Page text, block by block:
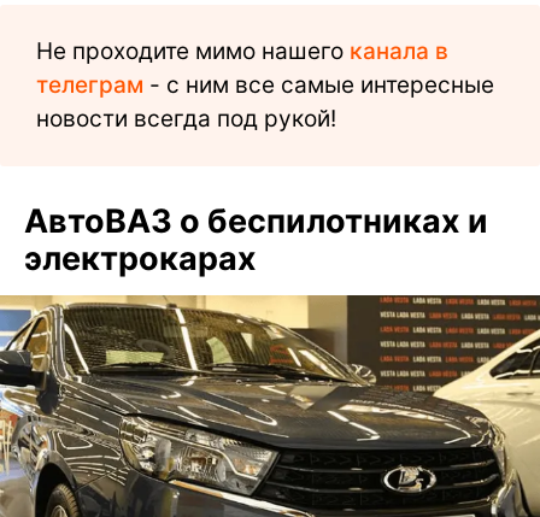
Не проходите мимо нашего канала в
телеграм - с ним все самые интересные
новости всегда под рукой!
АвтоВАЗ о беспилотниках и
электрокарах